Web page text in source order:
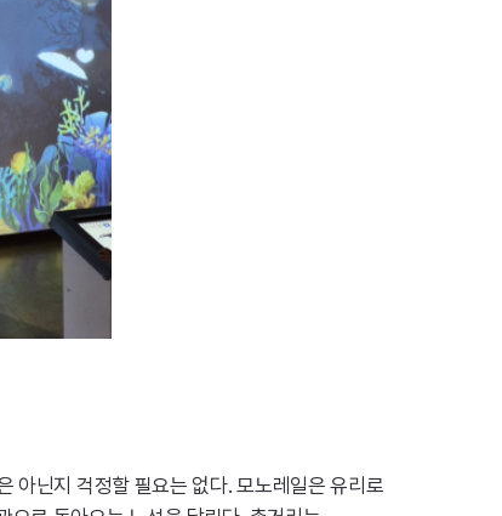
아닌지 걱정할 필요는 없다. 모노레일은 유리로